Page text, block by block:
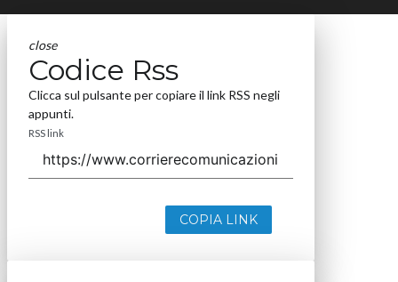
close
Codice Rss
Clicca sul pulsante per copiare il link RSS negli
appunti.
RSS link
COPIA LINK